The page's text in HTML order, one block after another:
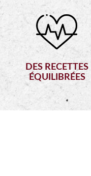
DES RECETTES
ÉQUILIBRÉES